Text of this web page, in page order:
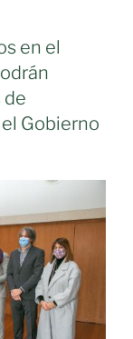
en el
de
Gobierno